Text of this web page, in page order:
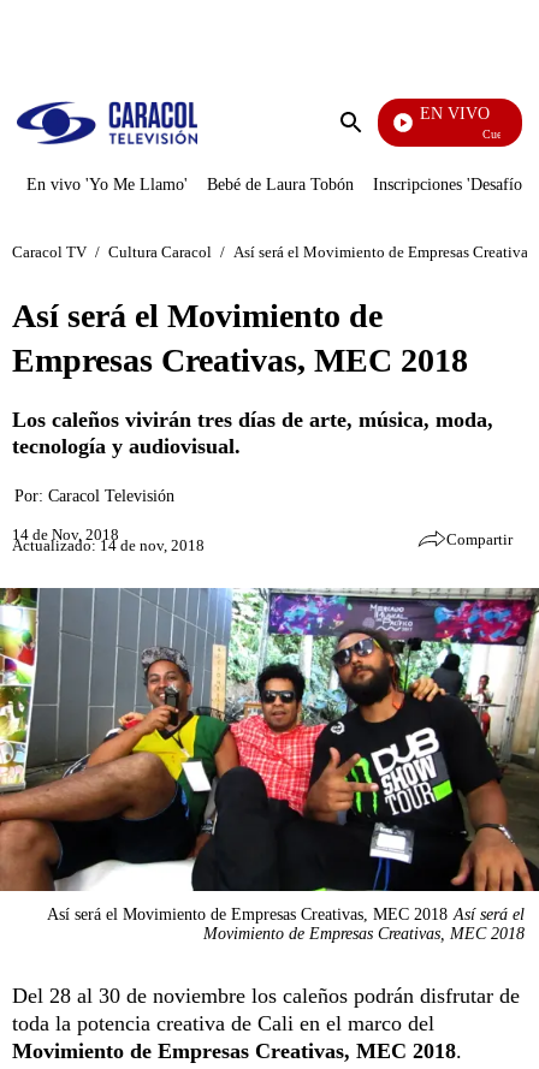
Enviar
EN VIVO
Cuentos De
En vivo 'Yo Me Llamo' Bebé de Laura Tobón Inscripciones 'Desafío'
Caracol TV / Cultura Caracol / Así será el Movimiento de Empresas
Así será el Movimiento de
Empresas Creativas, MEC 2018
Los caleños vivirán tres días de arte, música, moda,
tecnología y audiovisual.
Por: Caracol Televisión
14 de Nov, 2018
Actualizado: 14 de nov, 2018 Compartir
Así será el Movimiento de Empresas Creativas, MEC 2018 Así será el
Movimiento de Empresas Creativas, MEC 2018
Del 28 al 30 de noviembre los caleños podrán disfrutar de
toda la potencia creativa de Cali en el marco del
Movimiento de Empresas Creativas, MEC 2018.